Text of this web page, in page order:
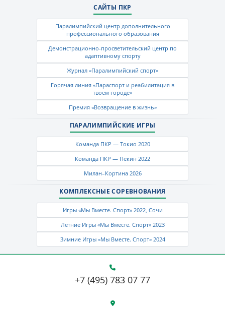
САЙТЫ ПКР
Паралимпийский центр дополнительного
профессионального образования
Демонстрационно-просветительский центр по
адаптивному спорту
Журнал «Паралимпийский спорт»
Горячая линия «Параспорт и реабилитация в
твоем городе»
Премия «Возвращение в жизнь»
ПАРАЛИМПИЙСКИЕ ИГРЫ
Команда ПКР — Токио 2020
Команда ПКР — Пекин 2022
Милан–Кортина 2026
КОМПЛЕКСНЫЕ СОРЕВНОВАНИЯ
Игры «Мы Вместе. Спорт» 2022, Сочи
Летние Игры «Мы Вместе. Спорт» 2023
Зимние Игры «Мы Вместе. Спорт» 2024
+7 (495) 783 07 77